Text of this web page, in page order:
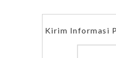
Kirim Informasi